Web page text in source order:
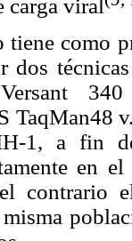
carga viral
tiene como
dos
Versant
TaqMan48
1, a fin
en
contrario